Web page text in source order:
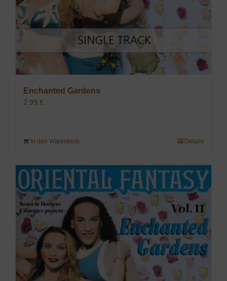
Enchanted Gardens
2,99 €
In den Warenkorb Details